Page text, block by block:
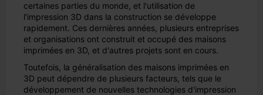
certaines parties du monde, et l'utilisation de
l'impression 3D dans la construction se développe
rapidement. Ces dernières années, plusieurs entreprises
et organisations ont construit et occupé des maisons
imprimées en 3D, et d'autres projets sont en cours.
Toutefois, la généralisation des maisons imprimées en
3D peut dépendre de plusieurs facteurs, tels que le
développement de nouvelles technologies d'impression